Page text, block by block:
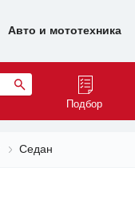
Авто и мототехника
Подбор
Седан